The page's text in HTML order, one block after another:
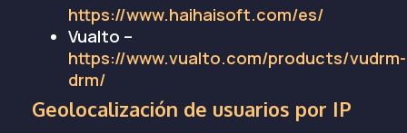
https://www.haihaisoft.com/es/
Vualto –
https://www.vualto.com/products/vudrm-
drm/
Geolocalización de usuarios por IP